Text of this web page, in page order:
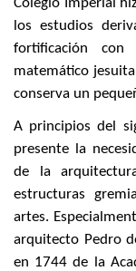
Colegio Imperial
los estudios
fortificación con
matemático
conserva un
A principios del
presente la
de la
estructuras
artes.
arquitecto Pedro
en 1744 de la